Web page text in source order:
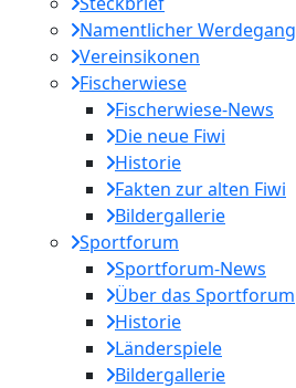
Namentlicher Werdegang
Vereinsikonen
Fischerwiese
Fischerwiese-News
Die neue Fiwi
Historie
Fakten zur alten Fiwi
Bildergallerie
Sportforum
Sportforum-News
Über das Sportforum
Historie
Länderspiele
Bildergallerie